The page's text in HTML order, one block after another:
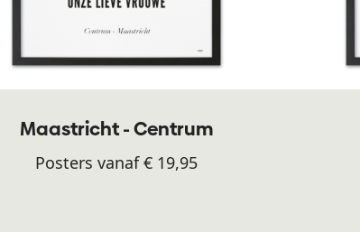
Maastricht - Centrum
Posters vanaf € 19,95